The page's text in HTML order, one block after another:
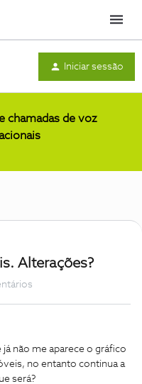
Menu
Iniciar sessão
chamadas de voz
Alterações?
não me aparece o gráfico
no entanto continua a
será?